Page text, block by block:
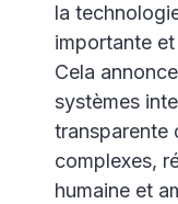
la
importante
Cela
systèmes
transparente
complexes,
humaine et